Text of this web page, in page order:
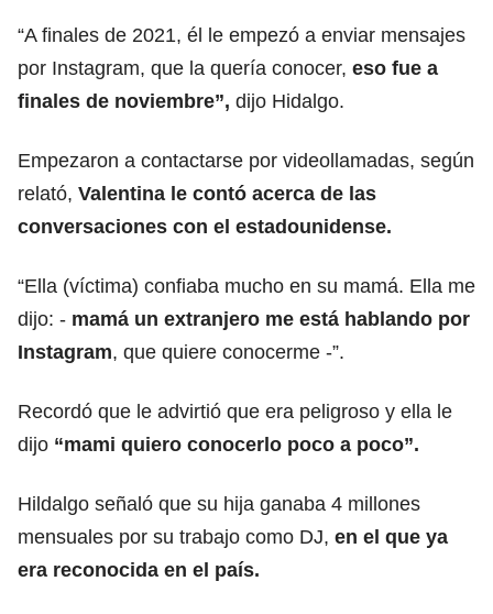
“A finales de 2021, él le empezó a enviar mensajes
por Instagram, que la quería conocer, eso fue a
finales de noviembre”, dijo Hidalgo.
Empezaron a contactarse por videollamadas, según
relató, Valentina le contó acerca de las
conversaciones con el estadounidense.
“Ella (víctima) confiaba mucho en su mamá. Ella me
dijo: - mamá un extranjero me está hablando por
Instagram, que quiere conocerme -”.
Recordó que le advirtió que era peligroso y ella le
dijo “mami quiero conocerlo poco a poco”.
Hildalgo señaló que su hija ganaba 4 millones
mensuales por su trabajo como DJ, en el que ya
era reconocida en el país.